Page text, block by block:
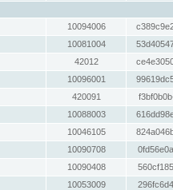
10094006
10081004
42012
10096001
420091
10088003
10046105
10090708
10090408
10053009